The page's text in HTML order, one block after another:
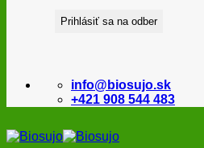
info@biosujo.sk
+421 908 544 483